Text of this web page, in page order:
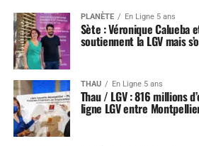
PLANÈTE En Ligne 5 ans
Sète : Véronique Calueba
soutiennent la LGV mais
THAU En Ligne 5 ans
Thau / LGV : 816 millions
ligne LGV entre